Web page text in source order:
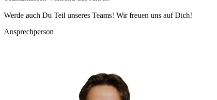
Werde auch Du Teil unseres Teams! Wir freuen uns auf Dich!
Ansprechperson